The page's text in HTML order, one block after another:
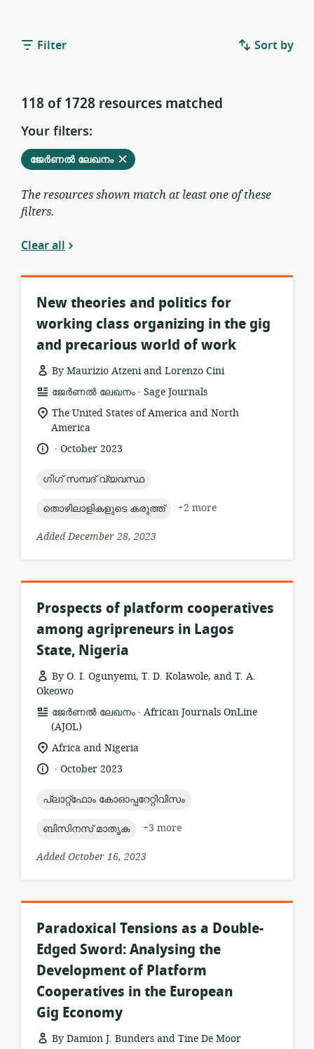
Filter Sort by
118 of 1728 resources matched
Your filters:
Remove
ജേർണൽ ലേഖനംfrom
current
The resources shown match at least one of these
filters.
Clear all
New theories and politics for
working class organizing in the gig
and precarious world of work
By Maurizio Atzeni and Lorenzo Cini
resource
format:
ജേർണൽ ലേഖനം .
publisher:
Sage Journals
location
of
relevance:
The United States of America and North
America
language:
.
dateOctober 2023
topic:
ഗിഗ് സമ്പദ് വ്യവസ്ഥ
topic:
തൊഴിലാളികളുടെ കരുത്ത്
+2 more
Added December 28, 2023
Prospects of platform cooperatives
among agripreneurs in Lagos
State, Nigeria
By O. I. Ogunyemi, T. D. Kolawole, and T. A.
Okeowo
resource
format:
ജേർണൽ ലേഖനം .
publisher:
African Journals OnLine
(AJOL)
location
relevance:
Africa and Nigeria
language:
.
dateOctober 2023
topic:
പ്ലാറ്റ്ഫോം കോഓപ്പറേറ്റിവിസം
topic:
ബിസിനസ് മാതൃക
+3 more
Added October 16, 2023
Paradoxical Tensions as a Double-
Edged Sword: Analysing the
Development of Platform
Cooperatives in the European
Gig Economy
By Damion J. Bunders and Tine De Moor